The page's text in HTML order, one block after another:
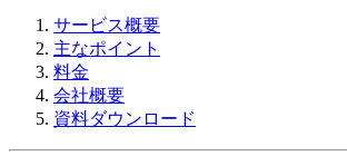
サービス概要
主なポイント
料金
会社概要
資料ダウンロード